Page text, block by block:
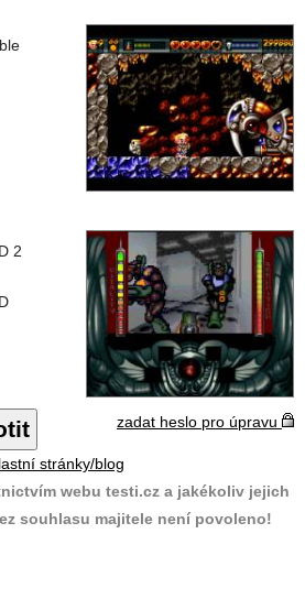
2
zadat heslo pro úpravu
stránky/blog
webu testi.cz a jakékoliv jejich
souhlasu majitele není povoleno!